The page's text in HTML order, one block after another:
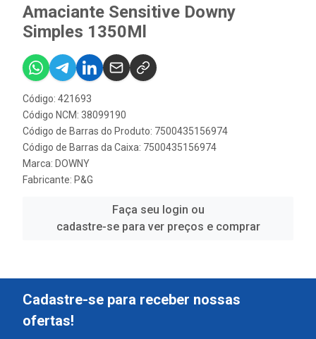
Amaciante Sensitive Downy
Simples 1350Ml
Código: 421693
Código NCM: 38099190
Código de Barras do Produto: 7500435156974
Código de Barras da Caixa: 7500435156974
Marca: DOWNY
Fabricante: P&G
Faça seu login ou
cadastre-se para ver preços e comprar
Cadastre-se para receber nossas
ofertas!